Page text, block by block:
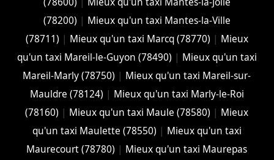
(78200) | Mieux qu'un taxi Mantes-la-Ville
(78711) | Mieux qu'un taxi Marcq (78770) | Mieux
qu'un taxi Mareil-le-Guyon (78490) | Mieux qu'un taxi
Mareil-Marly (78750) | Mieux qu'un taxi Mareil-sur-
Mauldre (78124) | Mieux qu'un taxi Marly-le-Roi
(78160) | Mieux qu'un taxi Maule (78580) | Mieux
qu'un taxi Maulette (78550) | Mieux qu'un taxi
Maurecourt (78780) | Mieux qu'un taxi Maurepas